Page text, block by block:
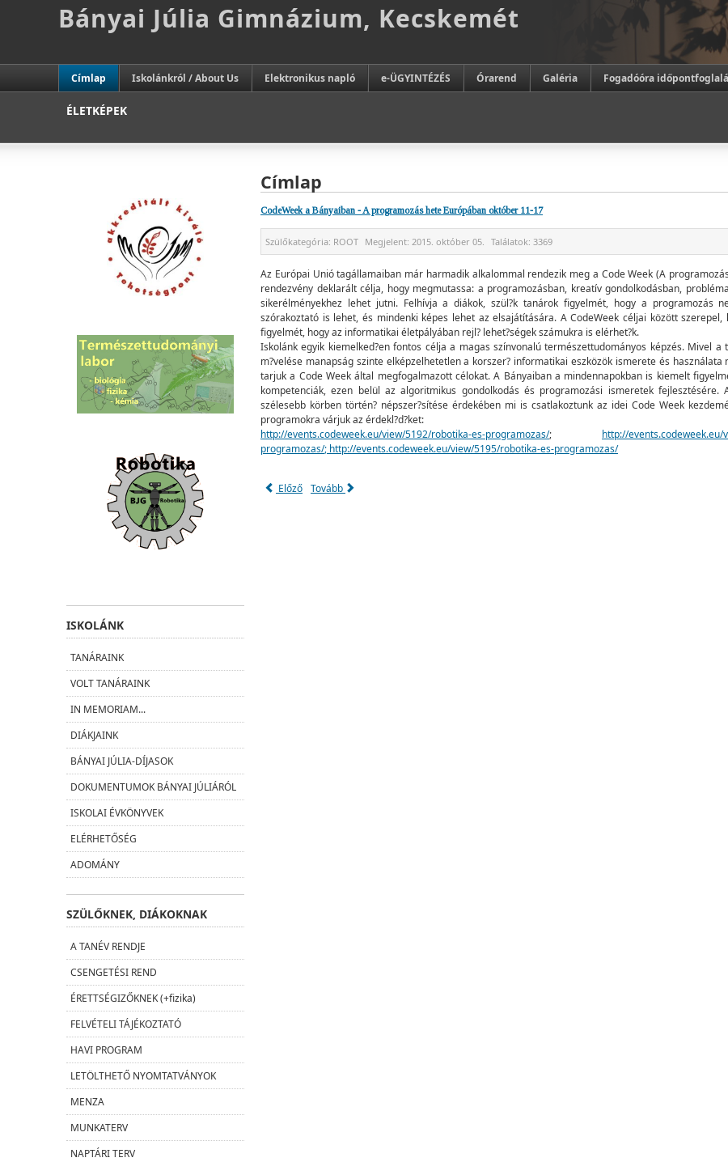
Bányai Júlia Gimnázium, Kecskemét
Címlap Iskolánkról / About Us Elektronikus napló e-ÜGYINTÉZÉS Órarend Galéria Fogadóóra
ÉLETKÉPEK
Címlap
CodeWeek a Bányaiban - A programozás hete Európában október 11-17
Szülőkategória: ROOT Megjelent: 2015. október 05. Találatok: 3369
Az Európai Unió tagállamaiban már harmadik alkalommal rendezik meg a Code Week (A
rendezvény deklarált célja, hogy megmutassa: a programozásban, kreatív gondolkodásban,
sikerélményekhez lehet jutni. Felhívja a diákok, szül?k tanárok figyelmét, hogy a programozás
szórakoztató is lehet, és mindenki képes lehet az elsajátítására. A CodeWeek céljai között
figyelmét, hogy az informatikai életpályában rejl? lehet?ségek számukra is elérhet?k.
Iskolánk egyik kiemelked?en fontos célja a magas színvonalú természettudományos képzés. Mivel a
m?velése manapság szinte elképzelhetetlen a korszer? informatikai eszközök ismerete és használata
tarjuk a Code Week által megfogalmazott célokat. A Bányaiban a mindennapokban is kiemelt
kompetenciák, ezen belül az algoritmikus gondolkodás és programozási ismeretek fejlesztésére.
szélesebb körben történ? népszer?sítése érdekében mi is csatlakoztunk az idei Code Week
programokra várjuk az érdekl?d?ket:
http://events.codeweek.eu/view/5192/robotika-es-programozas/; http://
programozas/; http://events.codeweek.eu/view/5195/robotika-es-programozas/
Előző Tovább
ISKOLÁNK
TANÁRAINK
VOLT TANÁRAINK
IN MEMORIAM...
DIÁKJAINK
BÁNYAI JÚLIA-DÍJASOK
DOKUMENTUMOK BÁNYAI JÚLIÁRÓL
ISKOLAI ÉVKÖNYVEK
ELÉRHETŐSÉG
ADOMÁNY
SZÜLŐKNEK, DIÁKOKNAK
A TANÉV RENDJE
CSENGETÉSI REND
ÉRETTSÉGIZŐKNEK (+fizika)
FELVÉTELI TÁJÉKOZTATÓ
HAVI PROGRAM
LETÖLTHETŐ NYOMTATVÁNYOK
MENZA
MUNKATERV
NAPTÁRI TERV